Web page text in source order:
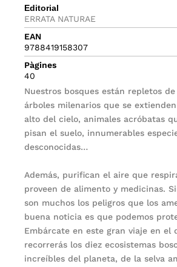
Editorial
ERRATA NATURAE
EAN
9788419158307
Pàgines
40
Nuestros bosques están repletos
árboles milenarios que se
alto del cielo, animales acróbatas
pisan el suelo, innumerables
desconocidas…
Además, purifican el aire que
proveen de alimento y medicinas.
son muchos los peligros que los
buena noticia es que podemos
Embárcate en este gran viaje en el
recorrerás los diez ecosistemas
increíbles del planeta, de la selva